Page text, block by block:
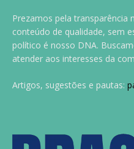
Prezamos pela transparência
conteúdo de qualidade, sem
político é nosso DNA.
atender aos interesses da
Artigos, sugestões e pautas: